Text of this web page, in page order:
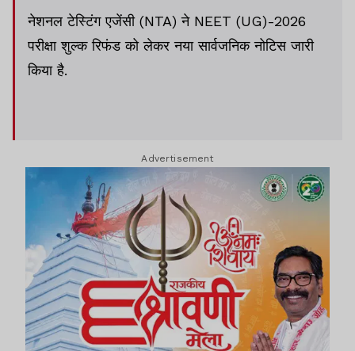
नेशनल टेस्टिंग एजेंसी (NTA) ने NEET (UG)-2026
परीक्षा शुल्क रिफंड को लेकर नया सार्वजनिक नोटिस जारी
किया है.
Advertisement